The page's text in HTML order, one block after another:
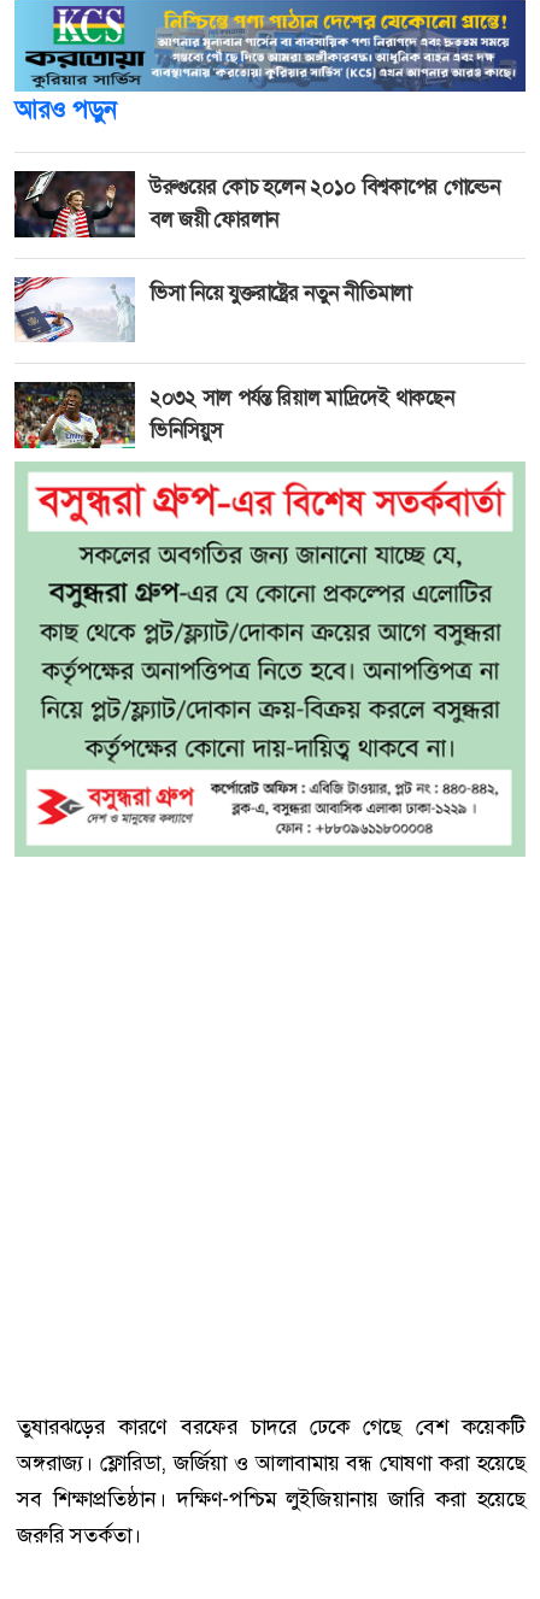
আরও পড়ুন
উরুগুয়ের কোচ হলেন ২০১০ বিশ্বকাপের গোল্ডেন
বল জয়ী ফোরলান
ভিসা নিয়ে যুক্তরাষ্ট্রের নতুন নীতিমালা
২০৩২ সাল পর্যন্ত রিয়াল মাদ্রিদেই থাকছেন
ভিনিসিয়ুস
তুষারঝড়ের কারণে বরফের চাদরে ঢেকে গেছে বেশ কয়েকটি
অঙ্গরাজ্য। ফ্লোরিডা, জর্জিয়া ও আলাবামায় বন্ধ ঘোষণা করা হয়েছে
সব শিক্ষাপ্রতিষ্ঠান। দক্ষিণ-পশ্চিম লুইজিয়ানায় জারি করা হয়েছে
জরুরি সতর্কতা।